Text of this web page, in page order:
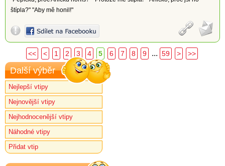
štípla?" "Aby mě honil!"
<< < 1 2 3 4 5 6 7 8 9 ... 59 > >>
Další výběr
Nejlepší vtipy
Nejnovější vtipy
Nejhodnocenější vtipy
Náhodné vtipy
Přidat vtip